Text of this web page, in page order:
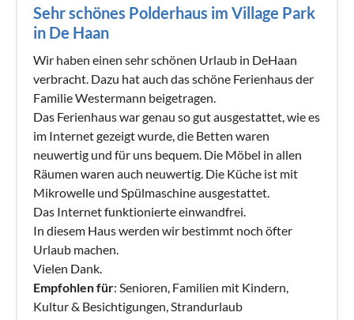
Sehr schönes Polderhaus im Village Park
in De Haan
Wir haben einen sehr schönen Urlaub in DeHaan
verbracht. Dazu hat auch das schöne Ferienhaus der
Familie Westermann beigetragen.
Das Ferienhaus war genau so gut ausgestattet, wie es
im Internet gezeigt wurde, die Betten waren
neuwertig und für uns bequem. Die Möbel in allen
Räumen waren auch neuwertig. Die Küche ist mit
Mikrowelle und Spülmaschine ausgestattet.
Das Internet funktionierte einwandfrei.
In diesem Haus werden wir bestimmt noch öfter
Urlaub machen.
Vielen Dank.
Empfohlen für: Senioren, Familien mit Kindern,
Kultur & Besichtigungen, Strandurlaub